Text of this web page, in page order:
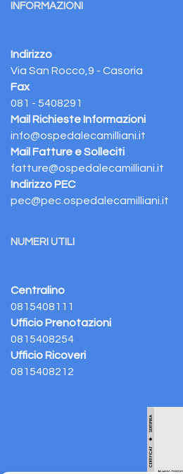
INFORMAZIONI
Indirizzo
Via San Rocco,9 - Casoria
Fax
081 - 5408291
Mail Richieste Informazioni
info@ospedalecamilliani.it
Mail Fatture e Solleciti
fatture@ospedalecamilliani.it
Indirizzo PEC
pec@pec.ospedalecamilliani.it
NUMERI UTILI
Centralino
0815408111
Ufficio Prenotazioni
0815408254
Ufficio Ricoveri
0815408212